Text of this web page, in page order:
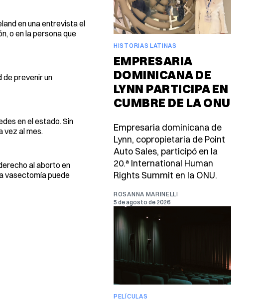
en una entrevista el
o en la persona que
de prevenir un
en el estado. Sin
vez al mes.
al aborto en
vasectomía puede
HISTORIAS LATINAS
EMPRESARIA
DOMINICANA DE
LYNN PARTICIPA EN
CUMBRE DE LA ONU
Empresaria dominicana de
Lynn, copropietaria de Point
Auto Sales, participó en la
20.ª International Human
Rights Summit en la ONU.
ROSANNA MARINELLI
5 de agosto de 2026
PELÍCULAS